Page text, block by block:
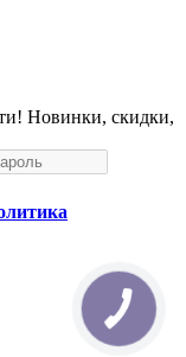
Новинки, скидки,